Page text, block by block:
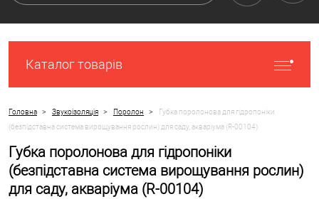
Каталог товарів
Головна > Звукоізоляція > Поролон >
Губка поролонова для гідропоніки
(безпідставна система вирощування рослин) для саду, акваріума (R-00104)
Губка поролонова для гідропоніки
(безпідставна система вирощування рослин)
для саду, акваріума (R-00104)